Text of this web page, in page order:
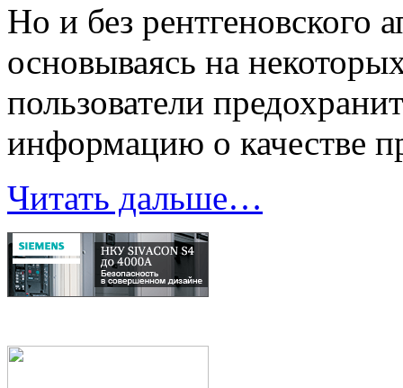
Но и без рентгеновского
основываясь на
пользователи
информацию о качестве
Читать дальше…